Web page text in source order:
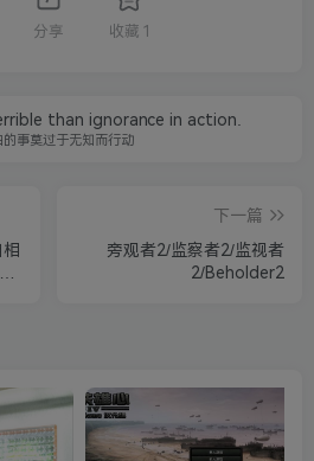
分享 收藏 1
than ignorance in action.
的事莫过于无知而行动
下一篇
旁观者2/监察者2/监视者
2/Beholder2